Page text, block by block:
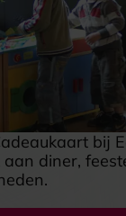
bij
diner,